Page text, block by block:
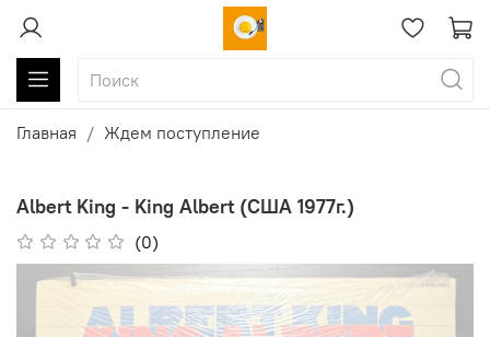
Главная Ждем поступление
Albert King - King Albert (США 1977г.)
(0)